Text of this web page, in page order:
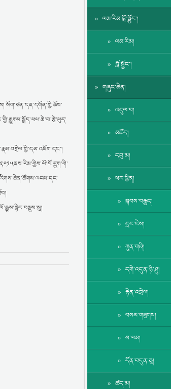
སོག་ཙན་དན་དགོན་གྱི་ཆོས་
ལམ་རིམ་བློ་སྦྱོང་།
ལམ་རིམ།
བློ་སྦྱོང་།
གཞུང་ཆེན།
འདུལ་བ།
མཛོད།
དབུ་མ།
ཕར་ཕྱིན།
སྐབས་བརྒྱད།
དྲང་ངེས།
ཀུན་གཞི།
དགེ་འདུན་ཉི་ཤུ།
རྟེན་འབྲེལ།
བསམ་གཟུགས།
ས་ལམ།
དོན་བདུན་ཅུ།
ཚད་མ།